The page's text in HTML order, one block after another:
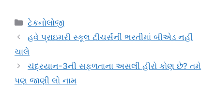
Categories
ટેકનોલોજી
હવે પ્રાઇમરી સ્કૂલ ટીચર્સની ભરતીમાં બીએડ નહીં
ચાલે
ચંદ્રયાન-3ની સફળતાના અસલી હીરો કોણ છે? તમે
પણ જાણી લો નામ